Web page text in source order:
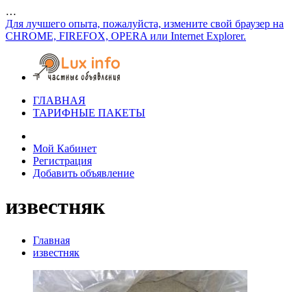
…
Для лучшего опыта, пожалуйста, измените свой браузер на
CHROME, FIREFOX, OPERA или Internet Explorer.
ГЛАВНАЯ
ТАРИФНЫЕ ПАКЕТЫ
Мой Кабинет
Регистрация
Добавить объявление
известняк
Главная
известняк